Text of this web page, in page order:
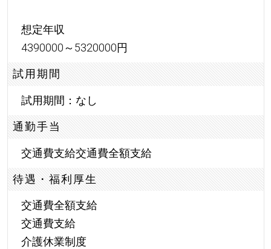
想定年収
4390000～5320000円
試用期間
試用期間：なし
通勤手当
交通費支給交通費全額支給
待遇・福利厚生
交通費全額支給
交通費支給
介護休業制度